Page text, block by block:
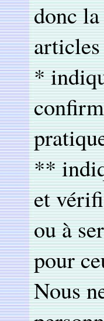
donc
*
**
et
ou à
pour
Nous